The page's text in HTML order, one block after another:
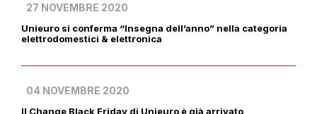
27 NOVEMBRE 2020
Unieuro si conferma “Insegna dell’anno” nella categoria
elettrodomestici & elettronica
04 NOVEMBRE 2020
Il Change Black Friday di Unieuro è già arrivato